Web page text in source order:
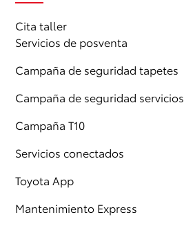
Cita taller
Servicios de posventa
Campaña de seguridad tapetes
Campaña de seguridad servicios
Campaña T10
Servicios conectados
Toyota App
Mantenimiento Express